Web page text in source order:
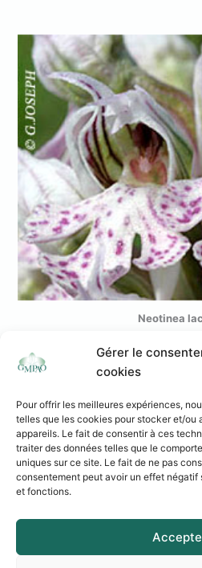
Gérer le
cookies
Pour offrir les meilleures expériences,
telles que les cookies pour stocker et/ou
appareils. Le fait de consentir à ces
traiter des données telles que le
uniques sur ce site. Le fait de ne pas
consentement peut avoir un effet
et fonctions.
Neotinea
Association Loi 1901 - Siège social : 37 rue